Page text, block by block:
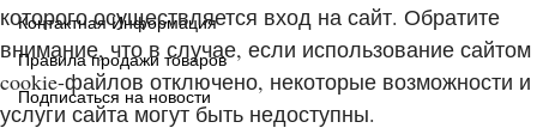
Контактная Информация
Правила продажи товаров
Подписаться на новости
которого осуществляется вход на сайт. Обратите
внимание, что в случае, если использование сайтом
cookie-файлов отключено, некоторые возможности и
услуги сайта могут быть недоступны.